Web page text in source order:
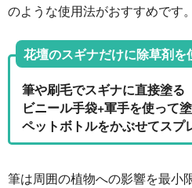
のような使用法がおすすめです。
花壇のスギナだけに除草剤を
筆や刷毛でスギナに直接塗る
ビニール手袋+軍手を使って
ペットボトルをかぶせてスプ
筆は周囲の植物への影響を最小